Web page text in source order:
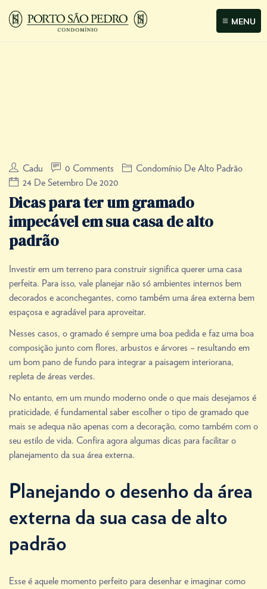
MENU
Cadu 0 Comments
Condomínio De Alto Padrão
24 De Setembro De 2020
Dicas para ter um gramado
impecável em sua casa de alto
padrão
Investir em um terreno para construir significa querer uma casa
perfeita. Para isso, vale planejar não só ambientes internos bem
decorados e aconchegantes, como também uma área externa bem
espaçosa e agradável para aproveitar.
Nesses casos, o gramado é sempre uma boa pedida e faz uma boa
composição junto com flores, arbustos e árvores – resultando em
um bom pano de fundo para integrar a paisagem interiorana,
repleta de áreas verdes.
No entanto, em um mundo moderno onde o que mais desejamos é
praticidade, é fundamental saber escolher o tipo de gramado que
mais se adequa não apenas com a decoração, como também com o
seu estilo de vida. Confira agora algumas dicas para facilitar o
planejamento da sua área externa.
Planejando o desenho da área
externa da sua casa de alto
padrão
Esse é aquele momento perfeito para desenhar e imaginar como